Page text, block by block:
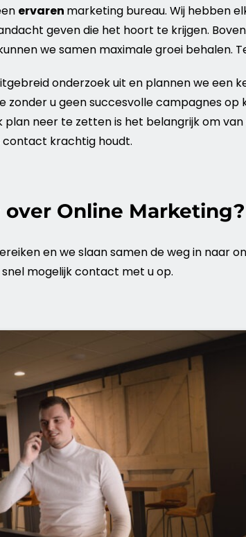
ervaren marketingbureau. Wij hebben
geven die het hoort te krijgen.
we samen maximale groei behalen.
onderzoek uit en plannen we een
zonder u geen succesvolle campagnes
neer te zetten is het belangrijk om
contact krachtig houdt.
Online Marketing?
en we slaan samen de weg in naar
snel mogelijk contact met u op.